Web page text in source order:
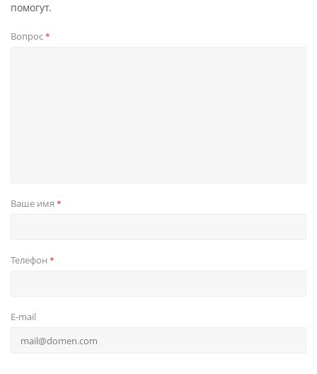
помогут.
Вопрос*
Ваше имя *
Телефон *
E-mail